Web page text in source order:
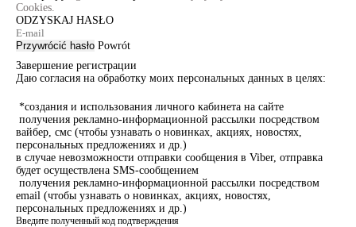
Cookies.
ODZYSKAJ HASŁO
Przywrócić hasło Powrót
Завершение регистрации
Даю согласия на обработку моих персональных данных в целях:
*создания и использования личного кабинета на сайте
получения рекламно-информационной рассылки посредством
вайбер, смс (чтобы узнавать о новинках, акциях, новостях,
персональных предложениях и др.)
в случае невозможности отправки сообщения в Viber, отправка
будет осуществлена SMS-сообщением
получения рекламно-информационной рассылки посредством
email (чтобы узнавать о новинках, акциях, новостях,
персональных предложениях и др.)
Введите полученный код подтверждения